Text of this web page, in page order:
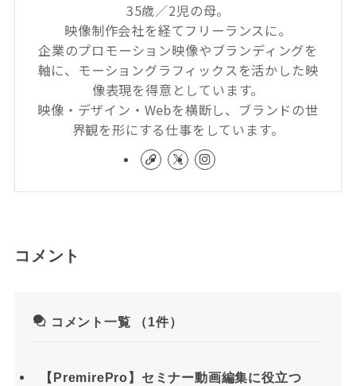
35歳／2児の母。
映像制作会社を経てフリーランスに。
企業のプロモーション映像やブランディングを
軸に、モーショングラフィックスを活かした映
像表現を得意としています。
映像・デザイン・Webを横断し、ブランドの世
界観を形にする仕事をしています。
コメント
コメント一覧 （1件）
【PremirePro】セミナー動画編集に役立つ